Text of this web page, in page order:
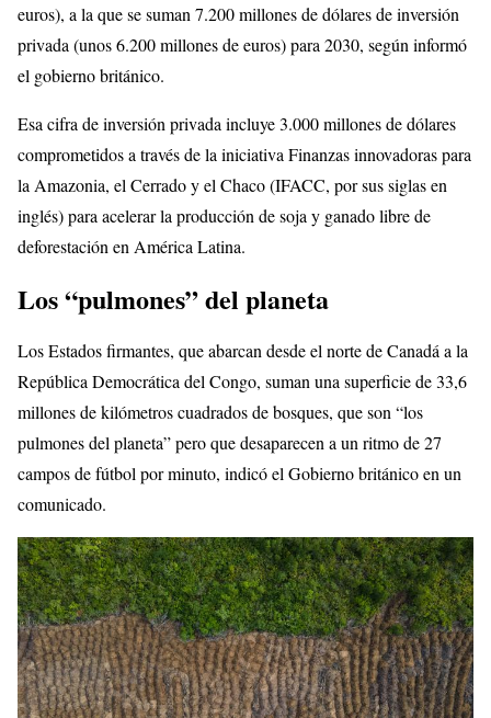
euros), a la que se suman 7.200 millones de dólares de inversión
privada (unos 6.200 millones de euros) para 2030, según informó
el gobierno británico.
Esa cifra de inversión privada incluye 3.000 millones de dólares
comprometidos a través de la iniciativa Finanzas innovadoras para
la Amazonia, el Cerrado y el Chaco (IFACC, por sus siglas en
inglés) para acelerar la producción de soja y ganado libre de
deforestación en América Latina.
Los “pulmones” del planeta
Los Estados firmantes, que abarcan desde el norte de Canadá a la
República Democrática del Congo, suman una superficie de 33,6
millones de kilómetros cuadrados de bosques, que son “los
pulmones del planeta” pero que desaparecen a un ritmo de 27
campos de fútbol por minuto, indicó el Gobierno británico en un
comunicado.